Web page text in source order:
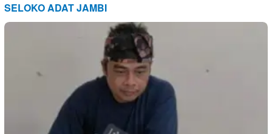
SELOKO ADAT JAMBI